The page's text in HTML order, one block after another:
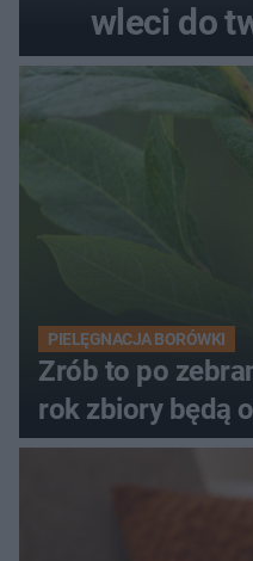
wleci do
PIELĘGNACJA BORÓWKI
Zrób to po
rok zbiory będą